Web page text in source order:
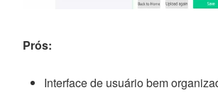
Prós:
Interface de usuário bem